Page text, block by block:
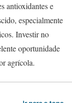
antioxidantes e
especialmente
Investir no
oportunidade
agrícola.